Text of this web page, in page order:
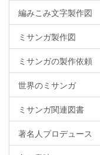
編みこみ文字製作図
ミサンガ製作図
ミサンガの製作依頼
世界のミサンガ
ミサンガ関連図書
著名人プロデュース